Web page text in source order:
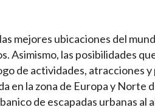
mejores ubicaciones del
Asimismo, las posibilidades
de actividades, atracciones
en la zona de Europa y Norte
de escapadas urbanas al